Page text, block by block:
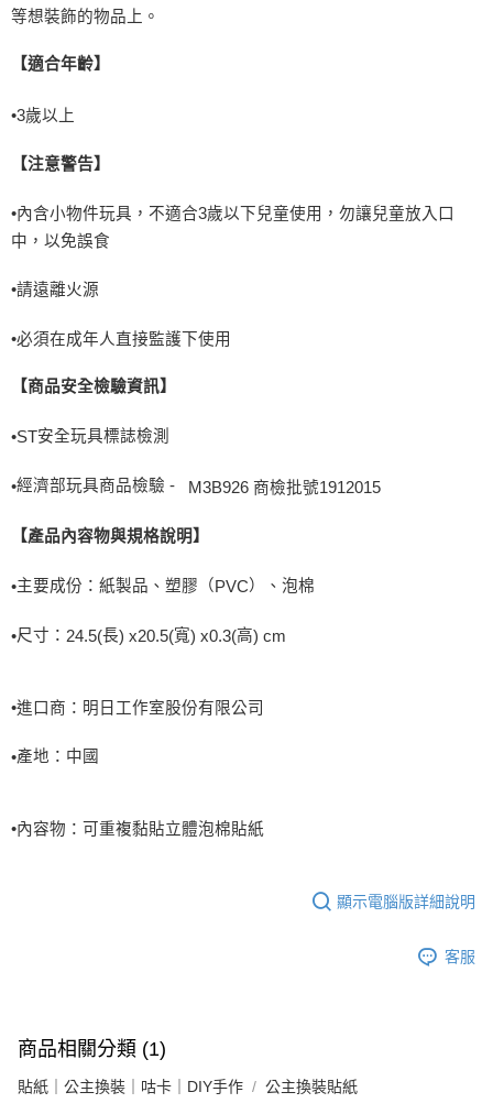
等想裝飾的物品上。
【適合年齡】
•3歲以上
【注意警告】
•內含小物件玩具，不適合3歲以下兒童使用，勿讓兒童放入口
中，以免誤食
•請遠離火源
•必須在成年人直接監護下使用
【商品安全檢驗資訊】
•ST安全玩具標誌檢測
•經濟部玩具商品檢驗 - M3B926 商檢批號1912015
【產品內容物與規格說明】
•主要成份：紙製品、塑膠（ PVC）、泡棉
•尺寸： 24.5(長) x20.5(寬) x0.3(高) cm
•進口商：明日工作室股份有限公司
•產地：中國
•內容物： 可重複黏貼立體泡棉貼紙
顯示電腦版詳細說明
客服
商品相關分類 (1)
貼紙｜公主換裝｜咕卡｜DIY手作 公主換裝貼紙